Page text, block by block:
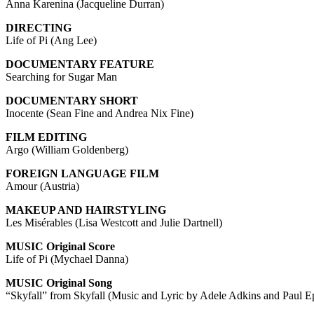
Anna Karenina (Jacqueline Durran)
DIRECTING
Life of Pi (Ang Lee)
DOCUMENTARY FEATURE
Searching for Sugar Man
DOCUMENTARY SHORT
Inocente (Sean Fine and Andrea Nix Fine)
FILM EDITING
Argo (William Goldenberg)
FOREIGN LANGUAGE FILM
Amour (Austria)
MAKEUP AND HAIRSTYLING
Les Misérables (Lisa Westcott and Julie Dartnell)
MUSIC Original Score
Life of Pi (Mychael Danna)
MUSIC Original Song
“Skyfall” from Skyfall (Music and Lyric by Adele Adkins and Paul